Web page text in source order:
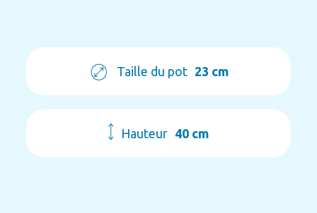
Taille du pot 23 cm
Hauteur 40 cm